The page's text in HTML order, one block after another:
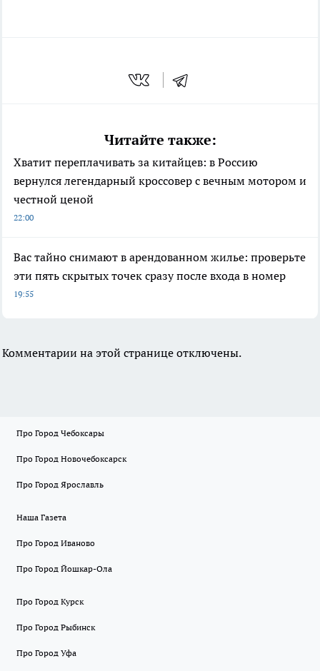
Читайте также:
Хватит переплачивать за китайцев: в Россию
вернулся легендарный кроссовер с вечным мотором и
честной ценой
22:00
Вас тайно снимают в арендованном жилье: проверьте
эти пять скрытых точек сразу после входа в номер
19:55
Комментарии на этой странице отключены.
Про Город Чебоксары
Про Город Новочебоксарск
Про Город Ярославль
Наша Газета
Про Город Иваново
Про Город Йошкар-Ола
Про Город Курск
Про Город Рыбинск
Про Город Уфа